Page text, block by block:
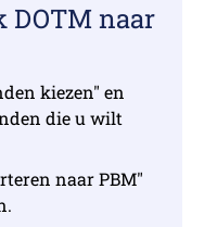
DOTM naar
kiezen" en
die u wilt
naar PBM"